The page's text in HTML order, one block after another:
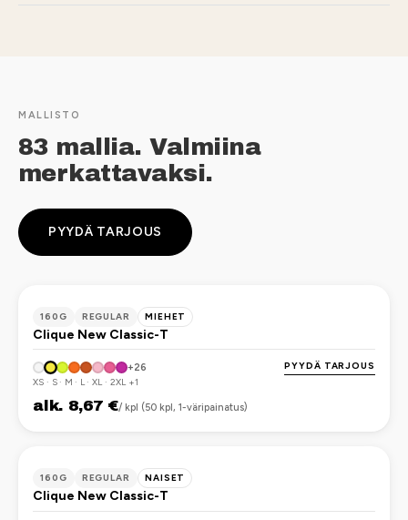
MALLISTO
83 mallia. Valmiina
merkattavaksi.
PYYDÄ TARJOUS
OEKO-TEX
160G REGULAR MIEHET
Clique New Classic-T
+26
PYYDÄ TARJOUS
XS · S · M · L · XL · 2XL +1
alk. 8,67 €/ kpl (50 kpl, 1-väripainatus)
OEKO-TEX
160G REGULAR NAISET
Clique New Classic-T